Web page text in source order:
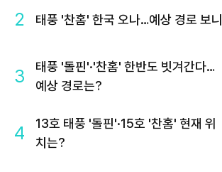
2 태풍 '찬홈' 한국 오나…예상 경로 보니
3
태풍 '돌핀'·'찬홈' 한반도 빗겨간다…
예상 경로는?
4
13호 태풍 '돌핀'·15호 '찬홈' 현재 위
치는?